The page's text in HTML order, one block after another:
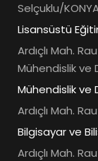
Selçuklu/
Lisansüstü
Ardıçlı Mah.
Mühendislik ve
Mühendislik ve
Ardıçlı Mah.
Bilgisayar ve
Ardıçlı Mah.